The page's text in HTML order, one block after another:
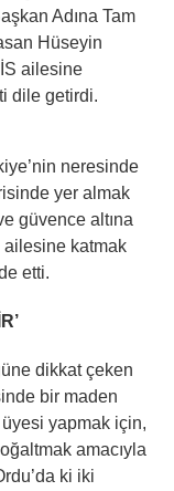
Adına Tam
Hüseyin
ailesine
dile getirdi.
neresinde
yer almak
güvence altına
katmak
etti.
dikkat çeken
bir maden
yapmak için,
amacıyla
ki iki